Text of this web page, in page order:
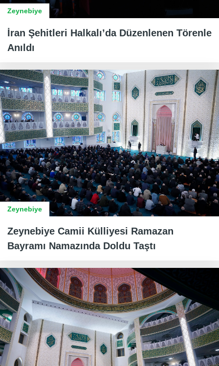
Zeynebiye
İran Şehitleri Halkalı’da Düzenlenen Törenle
Anıldı
Zeynebiye
Zeynebiye Camii Külliyesi Ramazan
Bayramı Namazında Doldu Taştı